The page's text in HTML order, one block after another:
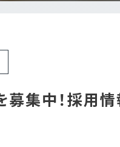
募集中！採用